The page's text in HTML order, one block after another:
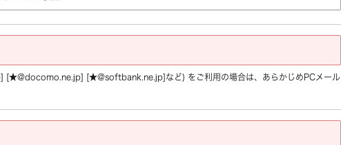
[★@docomo.ne.jp] [★@softbank.ne.jp]など) をご利用の場合は、あらかじめPCメール